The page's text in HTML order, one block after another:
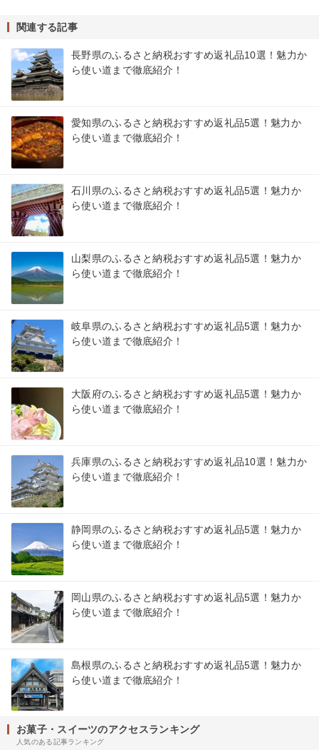
関連する記事
長野県のふるさと納税おすすめ返礼品10選！魅力か
ら使い道まで徹底紹介！
愛知県のふるさと納税おすすめ返礼品5選！魅力か
ら使い道まで徹底紹介！
石川県のふるさと納税おすすめ返礼品5選！魅力か
ら使い道まで徹底紹介！
山梨県のふるさと納税おすすめ返礼品5選！魅力か
ら使い道まで徹底紹介！
岐阜県のふるさと納税おすすめ返礼品5選！魅力か
ら使い道まで徹底紹介！
大阪府のふるさと納税おすすめ返礼品5選！魅力か
ら使い道まで徹底紹介！
兵庫県のふるさと納税おすすめ返礼品10選！魅力か
ら使い道まで徹底紹介！
静岡県のふるさと納税おすすめ返礼品5選！魅力か
ら使い道まで徹底紹介！
岡山県のふるさと納税おすすめ返礼品5選！魅力か
ら使い道まで徹底紹介！
島根県のふるさと納税おすすめ返礼品5選！魅力か
ら使い道まで徹底紹介！
お菓子・スイーツのアクセスランキング
人気のある記事ランキング